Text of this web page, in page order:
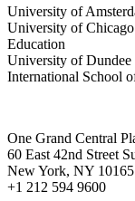
University of
University of
Education
University of Dundee
International School
One Grand Central
60 East 42nd Street
New York, NY 10165
+1 212 594 9600